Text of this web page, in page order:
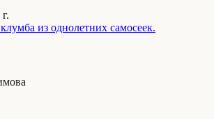
из однолетних самосеек.